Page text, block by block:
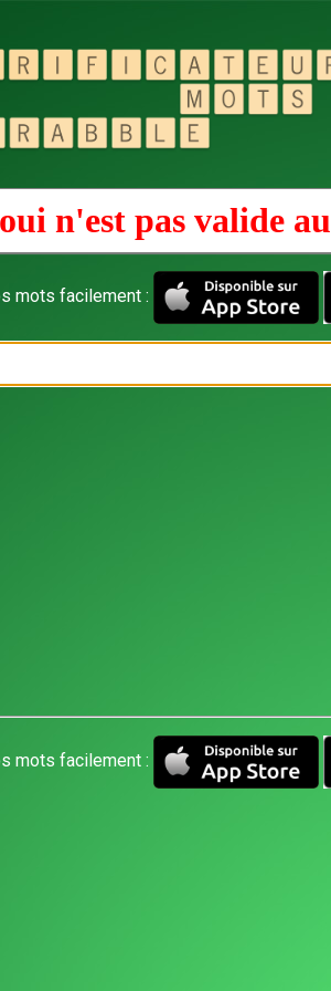
n'est pas valide au
mots facilement :
mots facilement :